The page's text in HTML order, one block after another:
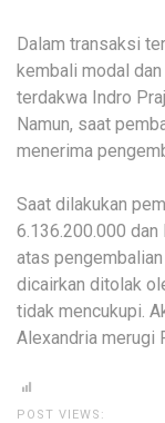
Dalam transaksi
kembali modal
terdakwa Indro
Namun, saat
menerima
Saat dilakukan
6.136.200.000
atas
dicairkan ditolak
tidak mencukupi.
Alexandria merugi
POST VIEWS: